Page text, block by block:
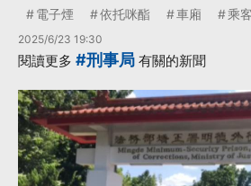
電子煙 依托咪酯 車廂 乘客
2025/6/23 19:30
閱讀更多 #刑事局 有關的新聞